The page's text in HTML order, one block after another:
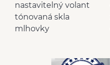
nastavitelný volant
tónovaná skla
mlhovky